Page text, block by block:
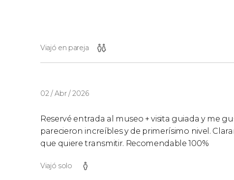
Viajó en pareja
02 / Abr / 2026
Reservé entrada al museo + visita guiada y me
parecieron increíbles y de primerísimo nivel.
que quiere transmitir. Recomendable 100%
Viajó solo